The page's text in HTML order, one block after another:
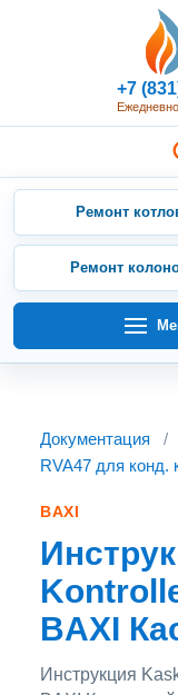
+7
Ремонт
Ремонт
Документация /
RVA47 для конд.
BAXI
BAXI
Инструкция